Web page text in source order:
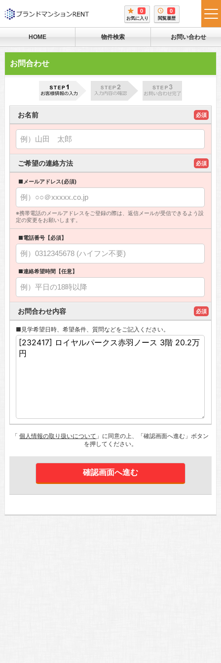
0
お気に入り
0
閲覧履歴
HOME 物件検索 お問い合わせ
お問合わせ
お名前 必須
ご希望の連絡方法 必須
■メールアドレス(必須)
※携帯電話のメールアドレスをご登録の際は、返信メールが受信できるよう設
定の変更をお願いします。
■電話番号【必須】
■連絡希望時間【任意】
お問合わせ内容 必須
■見学希望日時、希望条件、質問などをご記入ください。
「個人情報の取り扱いについて 」に同意の上、「確認画面へ進む」ボタン
を押してください。